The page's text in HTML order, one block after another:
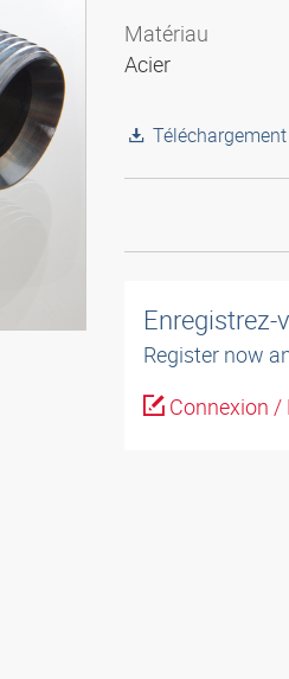
Matériau
Acier
Register now
Connexion